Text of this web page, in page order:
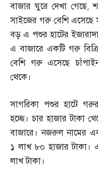
বাজার ঘুরে দেখা গেছে,
সাইজের গরু বেশি এসেছে
বড় এ পশুর হাটের
এ বাজারে একটি গরু
বেশি গরু এসেছে
থেকে।
সাগরিকা পশুর হাটে
হচ্ছে। চার হাজার টাকা
বাজারে। নজরুল নামের
১ লাখ ৮০ হাজার টাকা।
লাখ টাকা।